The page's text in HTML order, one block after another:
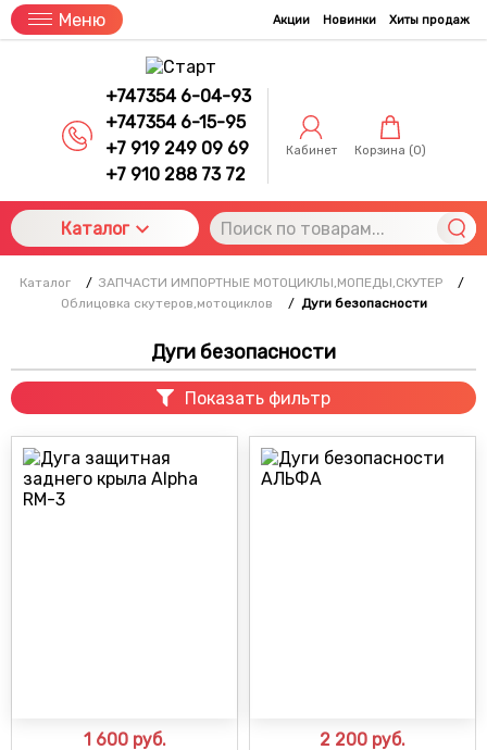
Меню Акции Новинки Хиты продаж
+747354 6-04-93
+747354 6-15-95
+7 919 249 09 69
+7 910 288 73 72
Кабинет Корзина (0)
Каталог
Каталог / ЗАПЧАСТИ ИМПОРТНЫЕ МОТОЦИКЛЫ,МОПЕДЫ,СКУТЕР
/
Облицовка скутеров,мотоциклов
/ Дуги безопасности
Дуги безопасности
Показать фильтр
1 600 руб.
2 200 руб.